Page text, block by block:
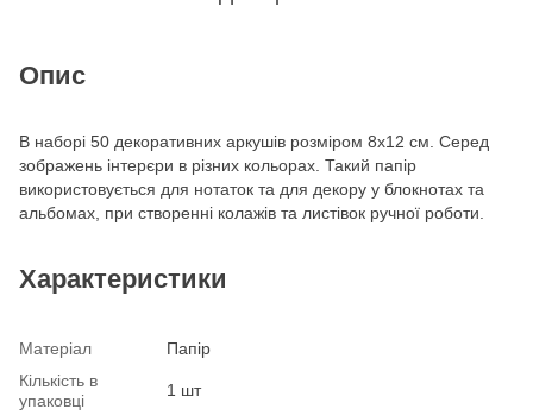
Опис
В наборі 50 декоративних аркушів розміром 8x12 см. Серед
зображень інтерєри в різних кольорах. Такий папір
використовується для нотаток та для декору у блокнотах та
альбомах, при створенні колажів та листівок ручної роботи.
Характеристики
Матеріал
Папір
Кількість в
упаковці
1 шт